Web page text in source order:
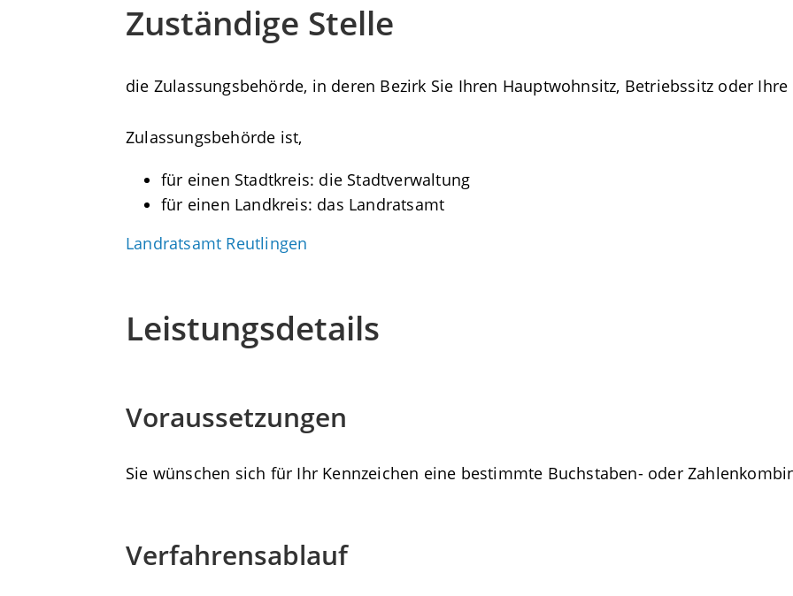
Zuständige Stelle
die Zulassungsbehörde, in deren Bezirk Sie Ihren Hauptwohnsitz, Betriebssitz oder
Zulassungsbehörde ist,
für einen Stadtkreis: die Stadtverwaltung
für einen Landkreis: das Landratsamt
Landratsamt Reutlingen
Leistungsdetails
Voraussetzungen
Sie wünschen sich für Ihr Kennzeichen eine bestimmte Buchstaben- oder
Verfahrensablauf